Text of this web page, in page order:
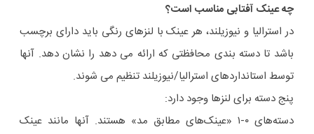
چه عینک آفتابی مناسب است؟
در استرالیا و نیوزیلند، هر عینک با لنزهای رنگی باید دارای برچسب
باشد تا دسته بندی محافظتی که ارائه می دهد را نشان دهد. آنها
توسط استانداردهای استرالیا/نیوزیلند تنظیم می شوند.
پنج دسته برای لنزها وجود دارد:
دسته‌های ۰-۱ «عینک‌های مطابق مد» هستند. آنها مانند عینک